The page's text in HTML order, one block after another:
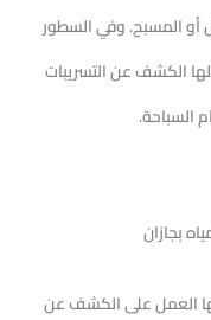
أو المسبح. وفي السطور
الكشف عن التسريبات
السباحة.
العمل على الكشف عن